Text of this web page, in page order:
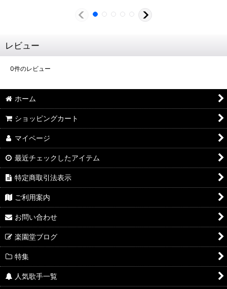
レビュー
0件のレビュー
ホーム
ショッピングカート
マイページ
最近チェックしたアイテム
特定商取引法表示
ご利用案内
お問い合わせ
楽園堂ブログ
特集
人気歌手一覧